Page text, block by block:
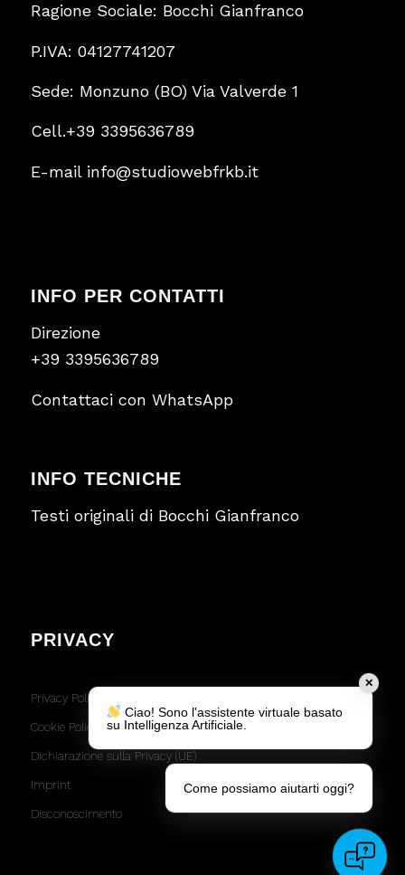
Ragione Sociale: Bocchi Gianfranco
P.IVA: 04127741207
Sede: Monzuno (BO) Via Valverde 1
Cell.+39 3395636789
E-mail info@studiowebfrkb.it
INFO PER CONTATTI
Direzione
+39 3395636789
Contattaci con WhatsApp
INFO TECNICHE
Testi originali di Bocchi Gianfranco
PRIVACY
Privacy Policy
Cookie Policy (UE)
Dichiarazione sulla Privacy (UE)
Imprint
Disconoscimento
✕
Ciao! Sono l'assistente virtuale basato
su Intelligenza Artificiale.
Come possiamo aiutarti oggi?